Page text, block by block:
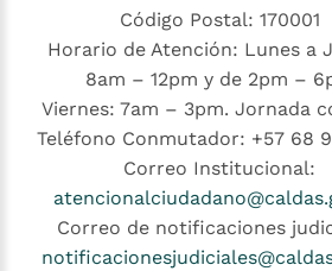
Código Postal: 170001
Horario de Atención: Lunes a
8am – 12pm y de 2pm –
Viernes: 7am – 3pm. Jornada
Teléfono Conmutador: +57 68
Correo Institucional:
Correo de notificaciones